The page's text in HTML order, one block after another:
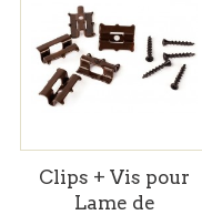
Clips + Vis pour
Lame de